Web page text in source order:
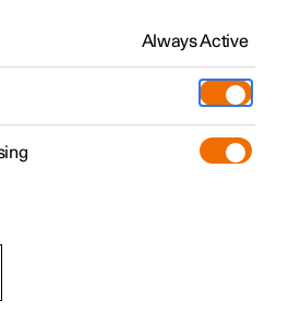
4
5
venster)
armsteun
Always Active